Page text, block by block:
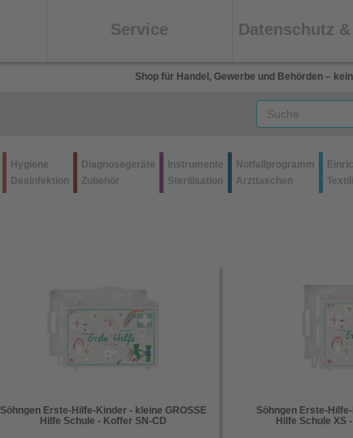
Service Datenschutz
Shop für Handel, Gewerbe und Behörden –
Hygiene
Desinfektion
Diagnosegeräte
Zubehör
Instrumente
Sterilisation
Notfallprogramm
Arzttaschen
Söhngen Erste-Hilfe-Kinder - kleine GROSSE
Hilfe Schule - Koffer SN-CD
Söhngen Erste-
Hilfe Schule XS